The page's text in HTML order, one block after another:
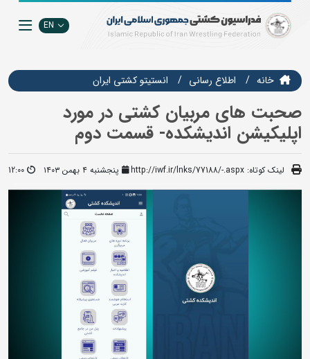
EN
خانه اطلاع رسانی انستيتو كشتي ايران
صحبت های مربیان کشتی در مورد
اپلیکیشن اندیشکده- قسمت دوم
لینک کوتاه: http://iwf.ir/lnks/77188/-.aspx پنجشنبه ۴ بهمن ۱۴۰۳ 12:00